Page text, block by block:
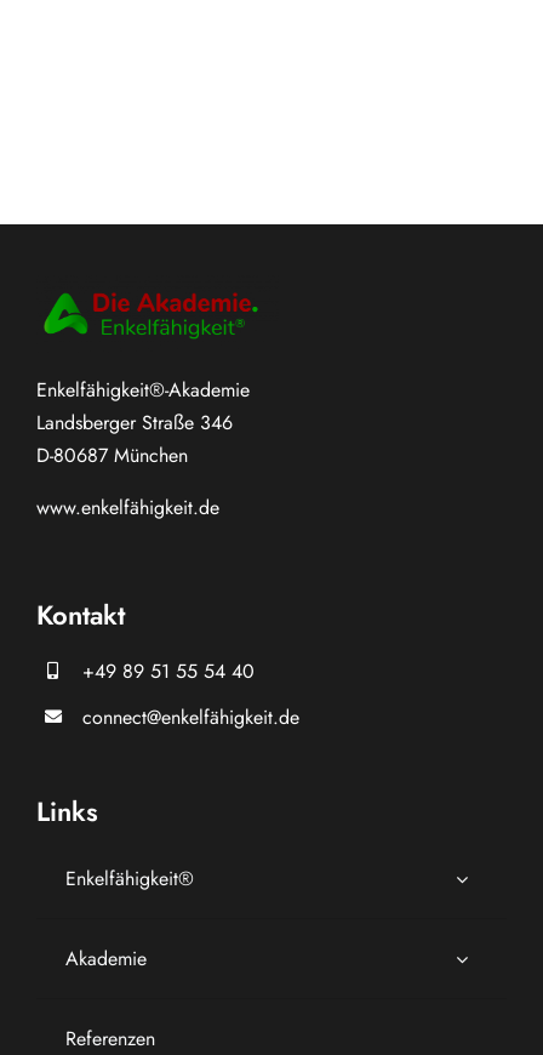
Enkelfähigkeit®-Akademie
Landsberger Straße 346
D-80687 München
www.enkelfähigkeit.de
Kontakt
+49 89 51 55 54 40
connect@enkelfähigkeit.de
Links
Enkelfähigkeit®
Akademie
Referenzen